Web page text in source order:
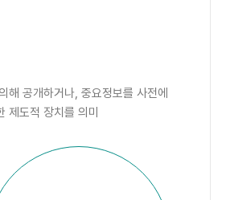
해 공개하거나, 중요정보를 사전에
제도적 장치를 의미